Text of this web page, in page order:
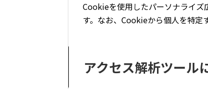
Cookieを使用したパーソナライズ
す。なお、Cookieから個人を特定
アクセス解析ツール